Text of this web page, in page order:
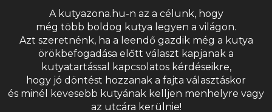
A kutyazona.hu-n az a célunk, hogy
még több boldog kutya legyen a világon.
Azt szeretnénk, ha a leendő gazdik még a kutya
örökbefogadása előtt választ kapjanak a
kutyatartással kapcsolatos kérdéseikre,
hogy jó döntést hozzanak a fajta választáskor
és minél kevesebb kutyának kelljen menhelyre vagy
az utcára kerülnie!